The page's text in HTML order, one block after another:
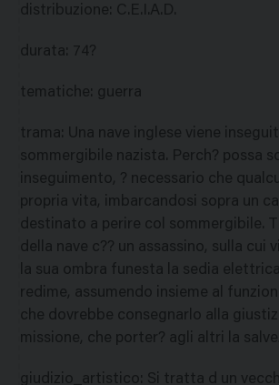
distribuzione: C.E.I.A.D.
durata: 74?
tematiche: guerra
trama: Una nave inglese viene
sommergibile nazista. Perch? possa
inseguimento, ? necessario che
propria vita, imbarcandosi sopra un
destinato a perire col sommergibile.
della nave c?? un assassino, sulla cui
la sua ombra funesta la sedia
redime, assumendo insieme al
che dovrebbe consegnarlo alla
missione, che porter? agli altri la
giudizio_artistico: Si tratta d un